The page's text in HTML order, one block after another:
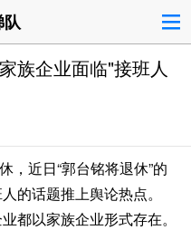
队
族企业面临"接班人
近日“郭台铭将退休”的
的话题推上舆论热点。
都以家族企业形式存在。